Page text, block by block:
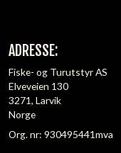
ADRESSE:
Fiske- og Turutstyr AS
Elveveien 130
3271, Larvik
Norge
Org. nr: 930495441mva